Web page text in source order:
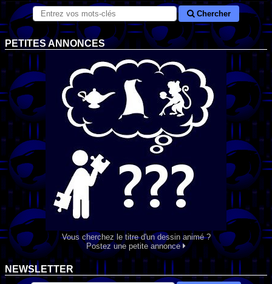
Chercher
PETITES ANNONCES
Vous cherchez le titre d'un dessin animé ?
Postez une petite annonce
NEWSLETTER